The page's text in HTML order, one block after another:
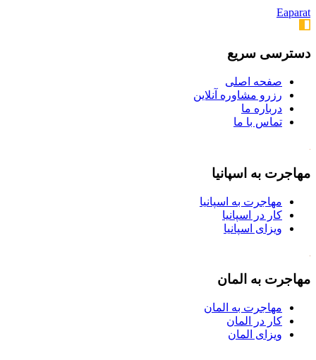
Eaparat
دسترسی سریع
صفحه اصلی
رزرو مشاوره آنلاین
درباره ما
تماس با ما
مهاجرت به اسپانیا
مهاجرت به اسپانیا
کار در اسپانیا
ویزای اسپانیا
مهاجرت به المان
مهاجرت به المان
کار در المان
ویزای المان